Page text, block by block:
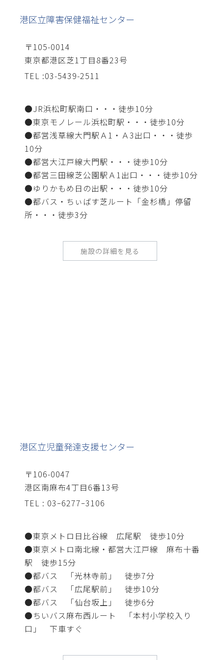
港区立障害保健福祉センター
〒105-0014
東京都港区芝1丁目8番23号
TEL :03-5439-2511
●JR浜松町駅南口・・・徒歩10分
●東京モノレール浜松町駅・・・徒歩10分
●都営浅草線大門駅Ａ1・Ａ3出口・・・徒歩
10分
●都営大江戸線大門駅・・・徒歩10分
●都営三田線芝公園駅Ａ1出口・・・徒歩10分
●ゆりかもめ日の出駅・・・徒歩10分
●都バス・ちぃばす芝ルート「金杉橋」停留
所・・・徒歩3分
施設の詳細を見る
港区立児童発達支援センター
〒106-0047
港区南麻布4丁目6番13号
TEL : 03ｰ6277ｰ3106
●東京メトロ日比谷線 広尾駅 徒歩10分
●東京メトロ南北線・都営大江戸線 麻布十番
駅 徒歩15分
●都バス 「光林寺前」 徒歩7分
●都バス 「広尾駅前」 徒歩10分
●都バス 「仙台坂上」 徒歩6分
●ちいバス麻布西ルート 「本村小学校入り
口」 下車すぐ